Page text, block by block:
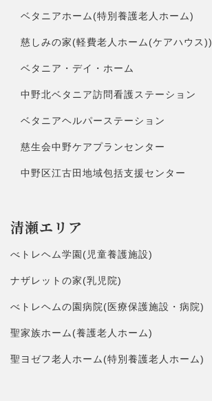
ベタニアホーム(特別養護老人ホーム)
慈しみの家(軽費老人ホーム(ケアハウス))
ベタニア・デイ・ホーム
中野北ベタニア訪問看護ステーション
ベタニアヘルパーステーション
慈生会中野ケアプランセンター
中野区江古田地域包括支援センター
清瀬エリア
べトレヘム学園(児童養護施設)
ナザレットの家(乳児院)
べトレヘムの園病院(医療保護施設・病院)
聖家族ホーム(養護老人ホーム)
聖ヨゼフ老人ホーム(特別養護老人ホーム)